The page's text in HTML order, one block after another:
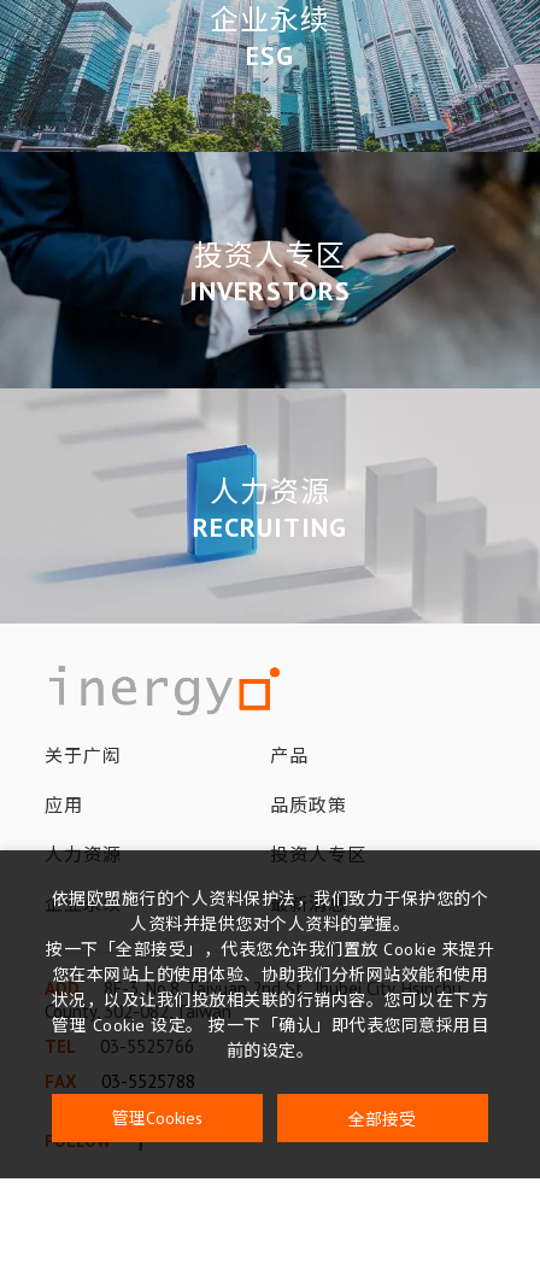
企业永续
ESG
投资人专区
INVERSTORS
人力资源
RECRUITING
关于广闳 产品
应用 品质政策
人力资源 投资人专区
企业永续 最新消息
ADD
8F-3, No.8, Taiyuan 2nd St., Jhubei City, Hsinchu
County, 302-082, Taiwan
TEL
03-5525766
FAX
03-5525788
FOLLOW
依据欧盟施行的个人资料保护法，我们致力于保护您的个
人资料并提供您对个人资料的掌握。
按一下「全部接受」，代表您允许我们置放 Cookie 来提升
您在本网站上的使用体验、协助我们分析网站效能和使用
状况，以及让我们投放相关联的行销内容。您可以在下方
管理 Cookie 设定。 按一下「确认」即代表您同意採用目
前的设定。
管理Cookies 全部接受